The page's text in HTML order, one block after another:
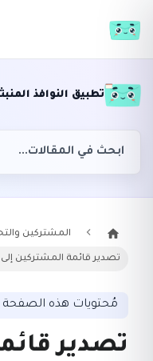
تطبيق النوافذ
المشتركين
تصدير قائمة المشتركين إلى CSV
مُحتويات هذه الصفحة
تصدير